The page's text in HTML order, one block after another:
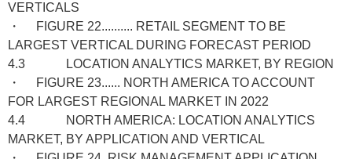
VERTICALS
・ FIGURE 22.......... RETAIL SEGMENT TO BE
LARGEST VERTICAL DURING FORECAST PERIOD
4.3 LOCATION ANALYTICS MARKET, BY REGION
・ FIGURE 23...... NORTH AMERICA TO ACCOUNT
FOR LARGEST REGIONAL MARKET IN 2022
4.4 NORTH AMERICA: LOCATION ANALYTICS
MARKET, BY APPLICATION AND VERTICAL